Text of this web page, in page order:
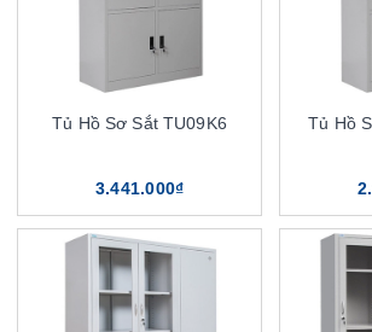
Tủ Hồ Sơ Sắt TU09K6
3.441.000₫
Tủ Hồ